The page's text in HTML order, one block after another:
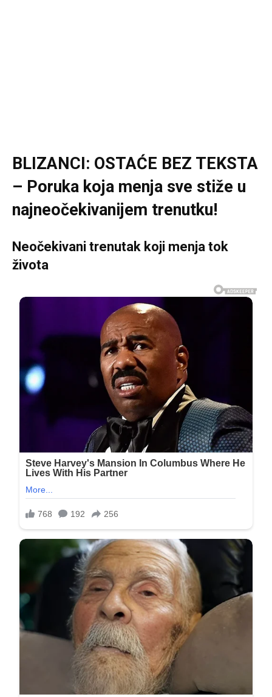
BLIZANCI: OSTAĆE BEZ TEKSTA
– Poruka koja menja sve stiže u
najneočekivanijem trenutku!
Neočekivani trenutak koji menja tok
života